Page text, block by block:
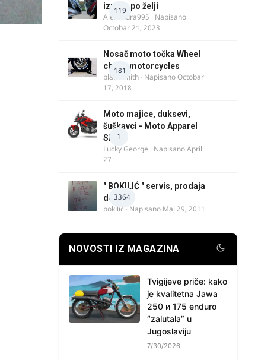
119
izrada po želji
Alexandra995 · Napisano
Octobar 21, 2023
181
Nosač moto točka Wheel
chock motorcycles
blacksmith · NapisanoOctobar
17, 2018
1
Moto majice, duksevi,
šuškavci - Moto Apparel
SRB
Lucky George · NapisanoApril
27
3364
" BOKILIĆ " servis, prodaja
delova
bokilic · Napisano Maj 29, 2011
NOVOSTI IZ MAGAZINA
Tvigijeve priče: kako
je kvalitetna Jawa
250 и 175 enduro
“zalutala” u
Jugoslaviju
7/30/2026